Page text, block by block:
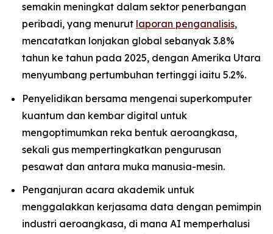
semakin meningkat dalam sektor penerbangan
peribadi, yang menurut laporan penganalisis,
mencatatkan lonjakan global sebanyak 3.8%
tahun ke tahun pada 2025, dengan Amerika Utara
menyumbang pertumbuhan tertinggi iaitu 5.2%.
Penyelidikan bersama mengenai superkomputer
kuantum dan kembar digital untuk
mengoptimumkan reka bentuk aeroangkasa,
sekali gus mempertingkatkan pengurusan
pesawat dan antara muka manusia-mesin.
Penganjuran acara akademik untuk
menggalakkan kerjasama data dengan pemimpin
industri aeroangkasa, di mana AI memperhalusi